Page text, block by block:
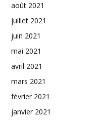
août 2021
juillet 2021
juin 2021
mai 2021
avril 2021
mars 2021
février 2021
janvier 2021